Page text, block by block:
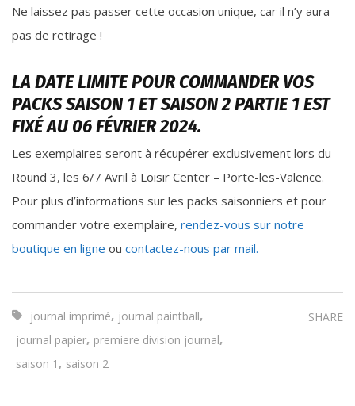
Ne laissez pas passer cette occasion unique, car il n’y aura
pas de retirage !
LA DATE LIMITE POUR COMMANDER VOS
PACKS SAISON 1 ET SAISON 2 PARTIE 1 EST
FIXÉ AU 06 FÉVRIER 2024.
Les exemplaires seront à récupérer exclusivement lors du
Round 3, les 6/7 Avril à Loisir Center – Porte-les-Valence.
Pour plus d’informations sur les packs saisonniers et pour
commander votre exemplaire, rendez-vous sur notre
boutique en ligne ou contactez-nous par mail.
journal imprimé, journal paintball,
journal papier, premiere division journal,
saison 1 , saison 2
SHARE